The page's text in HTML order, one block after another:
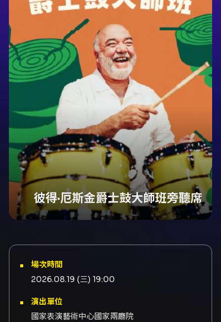
彼得·厄斯金爵士鼓大師班旁聽席
場次時間
2026.08.19 (三) 19:00
演出單位
國家表演藝術中心國家兩廳院